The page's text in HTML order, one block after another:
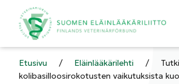
Etusivu / Eläinlääkärilehti /
kolibasilloosirokotusten vaikutuksista